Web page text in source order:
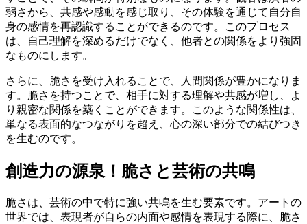
弱さから、共感や感動を感じ取り、その体験を通じて自分自
身の感情を再認識することができるのです。このプロセス
は、自己理解を深めるだけでなく、他者との関係をより強固
なものにします。
さらに、脆さを受け入れることで、人間関係が豊かになりま
す。脆さを持つことで、相手に対する理解や共感が増し、よ
り親密な関係を築くことができます。このような関係性は、
単なる表面的なつながりを超え、心の深い部分での結びつき
を生むのです。
創造力の源泉！脆さと芸術の共鳴
脆さは、芸術の中で特に強い共鳴を生む要素です。アートの
世界では、表現者が自らの内面や感情を表現する際に、脆さ